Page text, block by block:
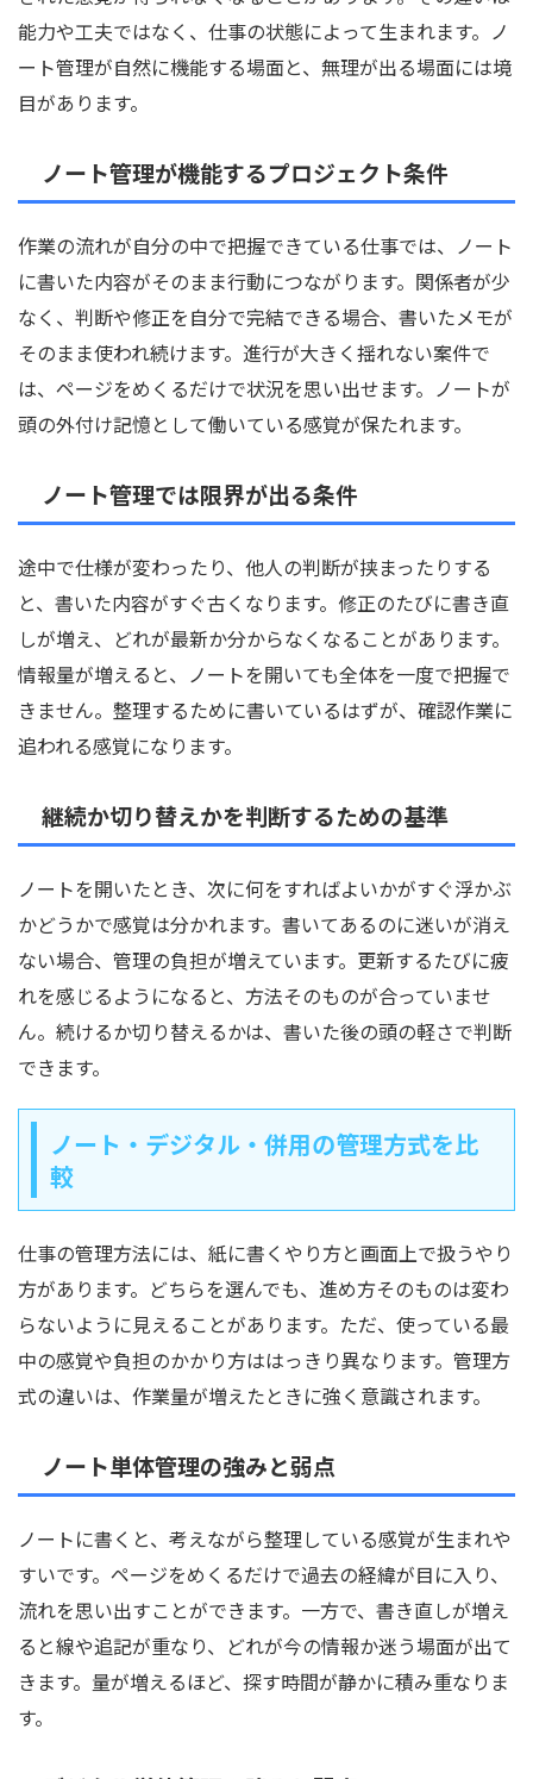
能力や工夫ではなく、仕事の状態によって生まれます。ノ
ート管理が自然に機能する場面と、無理が出る場面には境
目があります。
ノート管理が機能するプロジェクト条件
作業の流れが自分の中で把握できている仕事では、ノート
に書いた内容がそのまま行動につながります。関係者が少
なく、判断や修正を自分で完結できる場合、書いたメモが
そのまま使われ続けます。進行が大きく揺れない案件で
は、ページをめくるだけで状況を思い出せます。ノートが
頭の外付け記憶として働いている感覚が保たれます。
ノート管理では限界が出る条件
途中で仕様が変わったり、他人の判断が挟まったりする
と、書いた内容がすぐ古くなります。修正のたびに書き直
しが増え、どれが最新か分からなくなることがあります。
情報量が増えると、ノートを開いても全体を一度で把握で
きません。整理するために書いているはずが、確認作業に
追われる感覚になります。
継続か切り替えかを判断するための基準
ノートを開いたとき、次に何をすればよいかがすぐ浮かぶ
かどうかで感覚は分かれます。書いてあるのに迷いが消え
ない場合、管理の負担が増えています。更新するたびに疲
れを感じるようになると、方法そのものが合っていませ
ん。続けるか切り替えるかは、書いた後の頭の軽さで判断
できます。
ノート・デジタル・併用の管理方式を比
較
仕事の管理方法には、紙に書くやり方と画面上で扱うやり
方があります。どちらを選んでも、進め方そのものは変わ
らないように見えることがあります。ただ、使っている最
中の感覚や負担のかかり方ははっきり異なります。管理方
式の違いは、作業量が増えたときに強く意識されます。
ノート単体管理の強みと弱点
ノートに書くと、考えながら整理している感覚が生まれや
すいです。ページをめくるだけで過去の経緯が目に入り、
流れを思い出すことができます。一方で、書き直しが増え
ると線や追記が重なり、どれが今の情報か迷う場面が出て
きます。量が増えるほど、探す時間が静かに積み重なりま
す。